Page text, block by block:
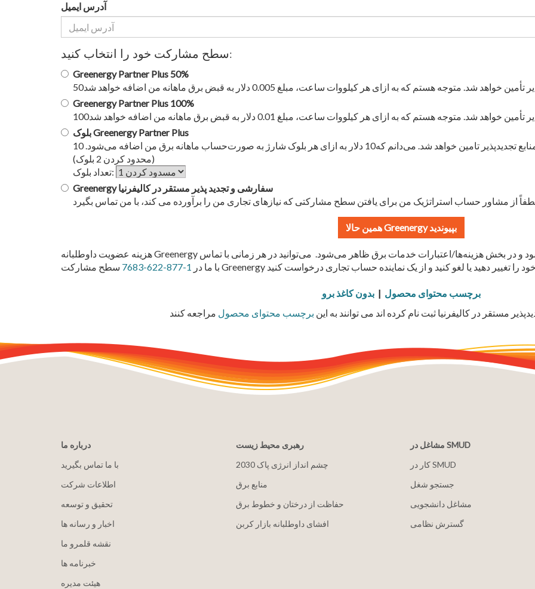
آدرس ایمیل
سطح مشارکت خود را انتخاب کنید:
Greenergy Partner Plus 50%
Greenergy Partner Plus 100%
بلوک Greenergy Partner Plus
10 دلار به ازای هر مگاوات ساعت مصرف برق من با منابع تجدیدپذیر تامین خواهد شد. می‌دانم که10 دلار به ازای هر بلوک شارژ به صورت‌حساب ماهانه برق من اضافه می‌شود.
(محدود کردن 2 بلوک)
تعداد بلوک:
Greenergy سفارشی و تجدید پذیر مستقر در کالیفرنیا
هزینه عضویت داوطلبانه Greenergy شما به صورتحساب ماهانه عادی برق شما اضافه می‌شود و در بخش هزینه‌ها/اعتبارات خدمات برق ظاهر می‌شود. می‌توانید در هر زمانی با تماس
با ما در 1-877-622-7683
برچسب محتوای محصول | بدون کاغذ برو
مستقر در کالیفرنیا ثبت نام کرده اند می توانند به این برچسب محتوای محصول
درباره ما
با ما تماس بگیرید
اطلاعات شرکت
تحقیق و توسعه
اخبار و رسانه ها
نقشه قلمرو ما
خبرنامه ها
هيئت مدیره
رهبری محیط زیست
2030 چشم انداز انرژی پاک
منابع برق
حفاظت از درختان و خطوط برق
افشای داوطلبانه بازار کربن
مشاغل در SMUD
کار در SMUD
جستجو شغل
مشاغل دانشجویی
گسترش نظامی